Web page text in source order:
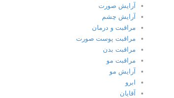
آرایش صورت
آرایش چشم
مراقبت و درمان
مراقبت پوست صورت
مراقبت بدن
مراقبت مو
آرایش مو
ابرو
آقایان